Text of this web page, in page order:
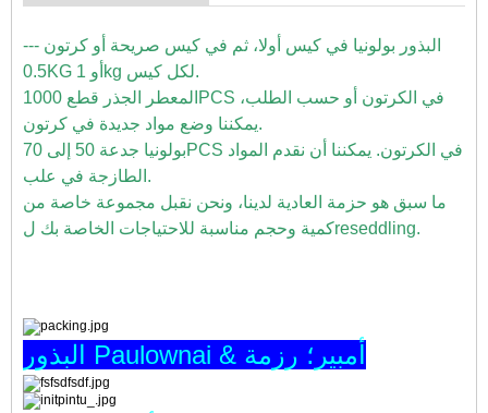
البذور بولونيا في كيس أولا، ثم في كيس صريحة أو كرتون ---
0.5KG أو 1kg لكل كيس.
المعطر الجذر قطع 1000PCS في الكرتون أو حسب الطلب،
يمكننا وضع مواد جديدة في كرتون.
بولونيا جدعة 50 إلى 70PCS في الكرتون. يمكننا أن نقدم المواد
الطازجة في علب.
ما سبق هو حزمة العادية لدينا، ونحن نقبل مجموعة خاصة من
كمية وحجم مناسبة للاحتياجات الخاصة بك لreseddling.
البذور Paulownai & أمبير؛ رزمة